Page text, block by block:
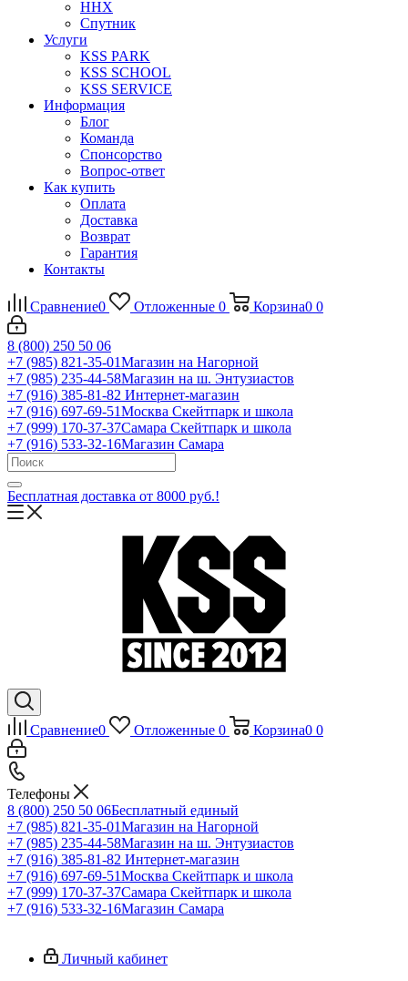
ННХ
Спутник
Услуги
KSS PARK
KSS SCHOOL
KSS SERVICE
Информация
Блог
Команда
Спонсорство
Вопрос-ответ
Как купить
Оплата
Доставка
Возврат
Гарантия
Контакты
Сравнение0 Отложенные 0 Корзина0 0
8 (800) 250 50 06
+7 (985) 821-35-01Магазин на Нагорной
+7 (985) 235-44-58Магазин на ш. Энтузиастов
+7 (916) 385-81-82 Интернет-магазин
+7 (916) 697-69-51Москва Скейтпарк и школа
+7 (999) 170-37-37Самара Скейтпарк и школа
+7 (916) 533-32-16Магазин Самара
Бесплатная доставка от 8000 руб.!
Сравнение0 Отложенные 0 Корзина0 0
Телефоны
8 (800) 250 50 06Бесплатный единый
+7 (985) 821-35-01Магазин на Нагорной
+7 (985) 235-44-58Магазин на ш. Энтузиастов
+7 (916) 385-81-82 Интернет-магазин
+7 (916) 697-69-51Москва Скейтпарк и школа
+7 (999) 170-37-37Самара Скейтпарк и школа
+7 (916) 533-32-16Магазин Самара
Личный кабинет